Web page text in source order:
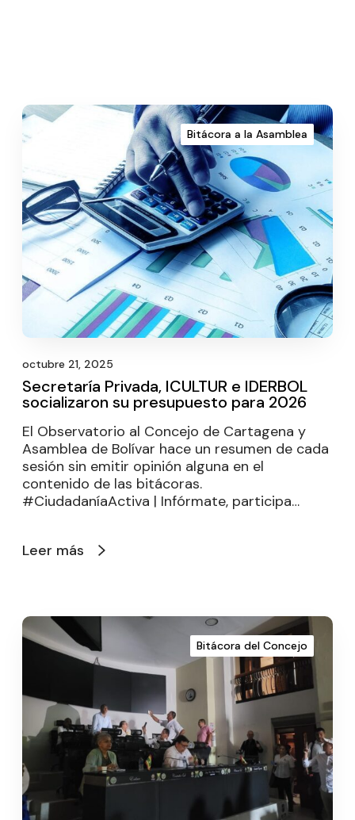
Bitácora a la Asamblea
octubre 21, 2025
Secretaría Privada, ICULTUR e IDERBOL
socializaron su presupuesto para 2026
El Observatorio al Concejo de Cartagena y
Asamblea de Bolívar hace un resumen de cada
sesión sin emitir opinión alguna en el
contenido de las bitácoras.
#CiudadaníaActiva | Infórmate, participa…
Leer más
Bitácora del Concejo